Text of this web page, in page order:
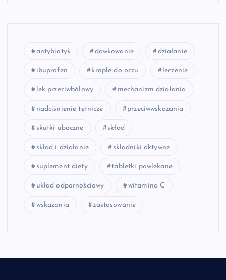
antybiotyk dawkowanie działanie
ibuprofen krople do oczu leczenie
lek przeciwbólowy mechanizm działania
nadciśnienie tętnicze przeciwwskazania
skutki uboczne skład
skład i działanie składniki aktywne
suplement diety tabletki powlekane
układ odpornościowy witamina C
wskazania zastosowanie